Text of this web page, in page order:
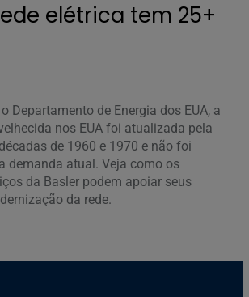
elétrica tem 25+
Departamento de Energia dos EUA, a
nos EUA foi atualizada pela
de 1960 e 1970 e não foi
demanda atual. Veja como os
da Basler podem apoiar seus
da rede.